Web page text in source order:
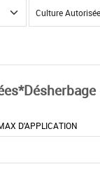
D'APPLICATION